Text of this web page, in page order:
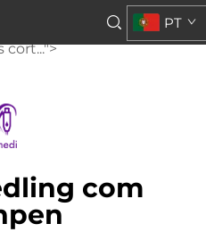
de altíssima
PT
com